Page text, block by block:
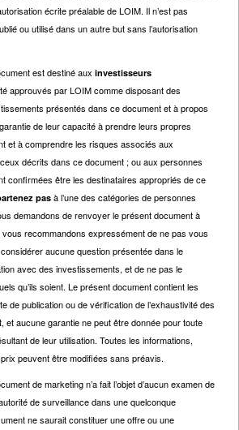
écrite préalable de LOIM. Il n’est pas
ou utilisé dans un autre but sans l’autorisation
est destiné aux investisseurs
approuvés par LOIM comme disposant des
présentés dans ce document et à propos
de leur capacité à prendre leurs propres
et à comprendre les risques associés aux
décrits dans ce document ; ou aux personnes
confirmées être les destinataires appropriés de ce
pas à l’une des catégories de personnes
demandons de renvoyer le présent document à
recommandons expressément de ne pas vous
aucune question présentée dans le
avec des investissements, et de ne pas le
qu’ils soient. Le présent document contient les
de publication ou de vérification de l’exhaustivité des
et aucune garantie ne peut être donnée pour toute
de leur utilisation. Toutes les informations,
peuvent être modifiées sans préavis.
de marketing n’a fait l’objet d’aucun examen de
de surveillance dans une quelconque
ne saurait constituer une offre ou une